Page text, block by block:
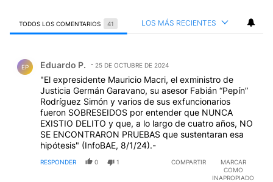
TODOS LOS COMENTARIOS 41 LOS MÁS RECIENTES
EP Eduardo P. 25 DE OCTUBRE DE 2024
"El expresidente Mauricio Macri, el exministro de
Justicia Germán Garavano, su asesor Fabián “Pepín”
Rodríguez Simón y varios de sus exfuncionarios
fueron SOBRESEIDOS por entender que NUNCA
EXISTIO DELITO y que, a lo largo de cuatro años, NO
SE ENCONTRARON PRUEBAS que sustentaran esa
hipótesis" (InfoBAE, 8/1/24).-
RESPONDER 0 1 COMPARTIR
MARCAR
COMO
INAPROPIADO